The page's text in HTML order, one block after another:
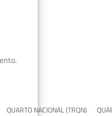
QUARTO NACIONAL (TRQN)